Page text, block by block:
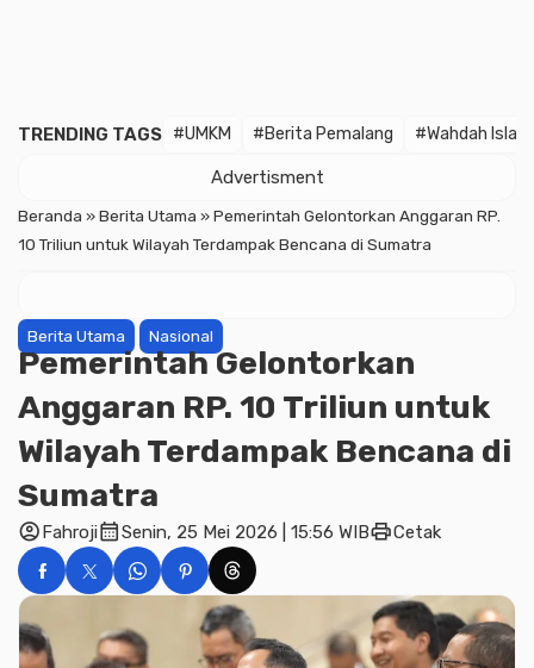
TRENDING TAGS #UMKM #Berita Pemalang #Wahdah
Advertisment
Beranda »Berita Utama »Pemerintah Gelontorkan Anggaran RP.
10 Triliun untuk Wilayah Terdampak Bencana di Sumatra
Berita Utama Nasional
Pemerintah Gelontorkan
Anggaran RP. 10 Triliun untuk
Wilayah Terdampak Bencana di
Sumatra
account_circleFahrojicalendar_monthSenin, 25 Mei 2026 | 15:56 WIBprintCetak